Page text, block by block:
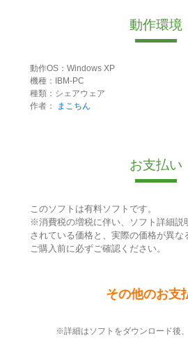
動作環境
動作OS：Windows XP
機種：IBM-PC
種類：シェアウェア
作者：
まこちん
お支払い
このソフトは有料ソフトです。
※消費税の増税に伴い、ソフト詳細説
されている価格と、実際の価格が異な
ご購入前に必ずご確認ください。
その他のお支
※詳細はソフトをダウンロード後